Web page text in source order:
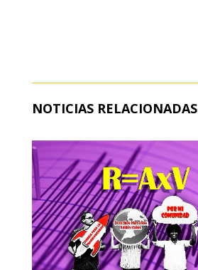
NOTICIAS RELACIONADAS